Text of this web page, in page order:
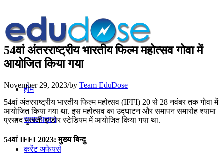
होम
सामान्यज्ञान
करेंट अफेयर्स
54वां अंतरराष्ट्रीय भारतीय फिल्म महोत्सव गोवा में
आयोजित किया गया
November 29, 2023/by Team EduDose
54वां अंतरराष्ट्रीय भारतीय फिल्म महोत्सव (IFFI) 20 से 28 नवंबर तक गोवा में
आयोजित किया गया था. इस महोत्सव का उद्घाटन और समापन समारोह श्‍यामा
प्रसाद मुखर्जी इन्‍डोर स्‍टेडियम में आयोजित किया गया था.
54वां IFFI 2023: मुख्य बिन्दु